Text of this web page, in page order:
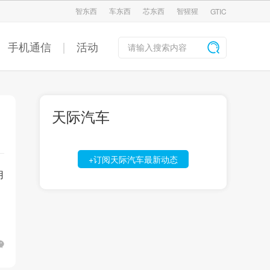
智东西 车东西 芯东西 智猩猩 GTIC
手机通信 活动
天际汽车
+订阅天际汽车最新动态